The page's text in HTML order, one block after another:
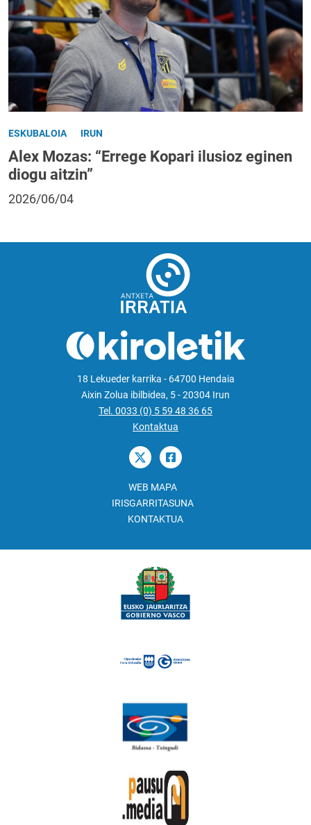
ESKUBALOIA IRUN
Alex Mozas: “Errege Kopari ilusioz eginen
diogu aitzin”
2026/06/04
18 Lekueder karrika - 64700 Hendaia
Aixin Zolua ibilbidea, 5 - 20304 Irun
Tel. 0033 (0) 5 59 48 36 65
Kontaktua
WEB MAPA
IRISGARRITASUNA
KONTAKTUA